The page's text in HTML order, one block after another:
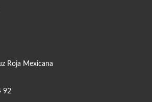
Roja Mexicana
92